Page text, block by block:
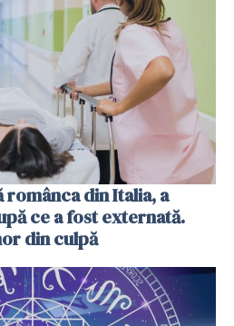
din Italia, a
ce a fost externată.
din culpă